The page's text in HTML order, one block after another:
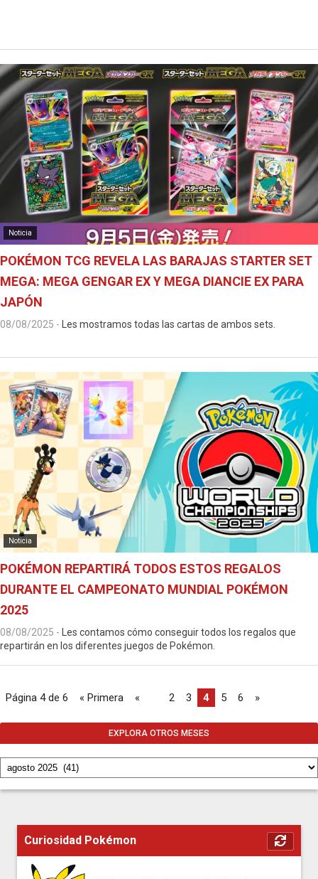
Noticia
POKÉMON TCG REVELA LAS BARAJAS STARTER SET
MEGA: MEGA GENGAR EX Y MEGA DIANCIE EX PARA
JAPÓN
08/08/2025 - Les mostramos todas las cartas de ambos sets.
Noticia
POKÉMON REPARTIRÁ TODOS ESTOS REGALOS
DURANTE EL CAMPEONATO MUNDIAL POKÉMON
2025
08/08/2025 -
Les contamos cómo conseguir todos los regalos que
repartirán en los diferentes juegos de Pokémon.
Página 4 de 6 « Primera « 2 3 4 5 6 »
EXPLORA OTROS MESES
Curiosidad Pokémon